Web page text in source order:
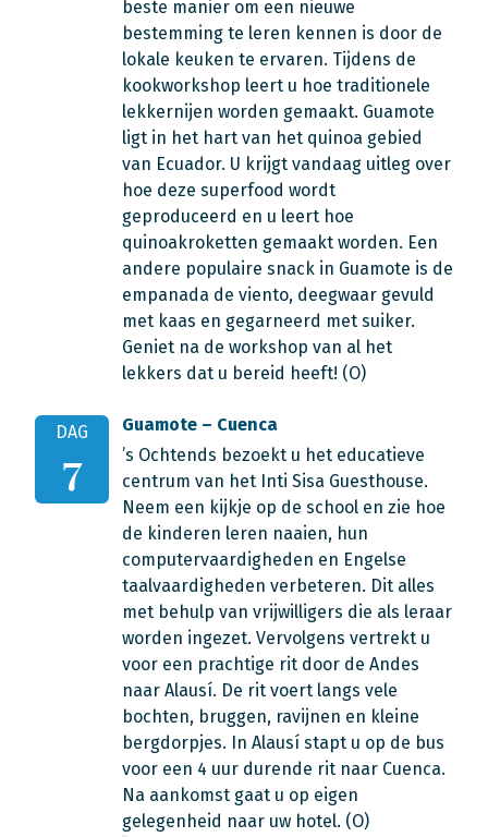
beste manier om een nieuwe
bestemming te leren kennen is door de
lokale keuken te ervaren. Tijdens de
kookworkshop leert u hoe traditionele
lekkernijen worden gemaakt. Guamote
ligt in het hart van het quinoa gebied
van Ecuador. U krijgt vandaag uitleg over
hoe deze superfood wordt
geproduceerd en u leert hoe
quinoakroketten gemaakt worden. Een
andere populaire snack in Guamote is de
empanada de viento, deegwaar gevuld
met kaas en gegarneerd met suiker.
Geniet na de workshop van al het
lekkers dat u bereid heeft! (O)
DAG
7
Guamote – Cuenca
’s Ochtends bezoekt u het educatieve
centrum van het Inti Sisa Guesthouse.
Neem een kijkje op de school en zie hoe
de kinderen leren naaien, hun
computervaardigheden en Engelse
taalvaardigheden verbeteren. Dit alles
met behulp van vrijwilligers die als leraar
worden ingezet. Vervolgens vertrekt u
voor een prachtige rit door de Andes
naar Alausí. De rit voert langs vele
bochten, bruggen, ravijnen en kleine
bergdorpjes. In Alausí stapt u op de bus
voor een 4 uur durende rit naar Cuenca.
Na aankomst gaat u op eigen
gelegenheid naar uw hotel. (O)